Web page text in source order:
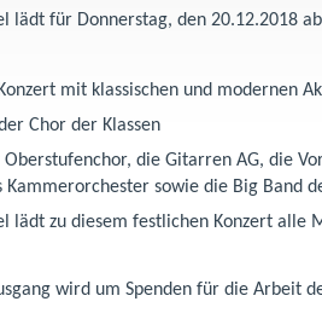
lädt für Donnerstag, den 20.12.2018
mit klassischen und modernen
Chor der Klassen
Oberstufenchor, die Gitarren AG, die
sowie die Big Band
lädt zu diesem festlichen Konzert
wird um Spenden für die Arbeit